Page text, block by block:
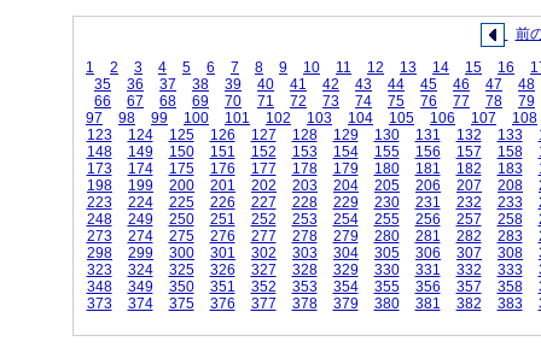
前
1
2 3 4 5 6 7 8 9 10 11 12 13 14 15 16
35
36 37 38 39 40 41 42 43 44 45 46 47
48
66
67 68 69 70 71 72 73 74 75 76 77 78
79
97
98 99 100 101 102 103 104 105 106 107
108
123
124 125 126 127 128 129 130 131 132 133
148
149 150 151 152 153 154 155 156 157 158
173
174 175 176 177 178 179 180 181 182 183
198
199 200 201 202 203 204 205 206 207 208
223
224 225 226 227 228 229 230 231 232 233
248
249 250 251 252 253 254 255 256 257 258
273
274 275 276 277 278 279 280 281 282 283
298
299 300 301 302 303 304 305 306 307 308
323
324 325 326 327 328 329 330 331 332 333
348
349 350 351 352 353 354 355 356 357 358
373
374 375 376 377 378 379 380 381 382 383